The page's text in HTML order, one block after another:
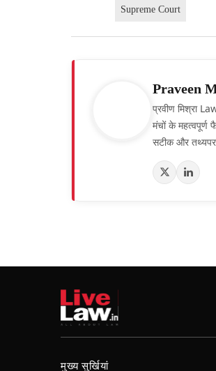
Supreme Court
Praveen
प्रवीण मिश्रा
मंचों के महत्वपूर्ण
सटीक और
मुख्य सुर्खियां